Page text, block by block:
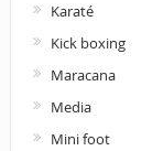
Karaté
Kick boxing
Maracana
Media
Mini foot